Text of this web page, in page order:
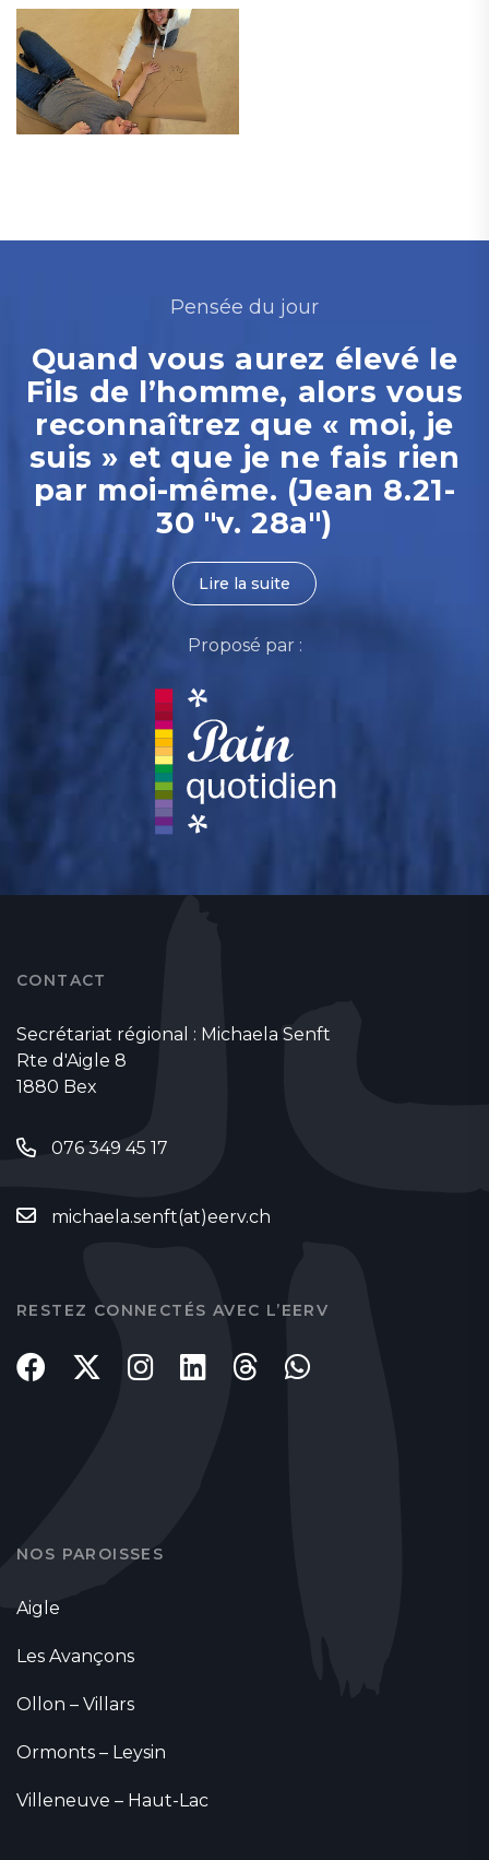
Pensée du jour
Quand vous aurez élevé le
Fils de l’homme, alors vous
reconnaîtrez que « moi, je
suis » et que je ne fais rien
par moi-même. (Jean 8.21-
30 "v. 28a")
Lire la suite
Proposé par :
CONTACT
Secrétariat régional : Michaela Senft
Rte d'Aigle 8
1880 Bex
076 349 45 17
michaela.senft(at)eerv.ch
RESTEZ CONNECTÉS AVEC L’EERV
NOS PAROISSES
Aigle
Les Avançons
Ollon – Villars
Ormonts – Leysin
Villeneuve – Haut-Lac